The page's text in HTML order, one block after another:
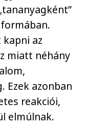
az
miatt néhány
Ezek azonban
reakciói,
elmúlnak.